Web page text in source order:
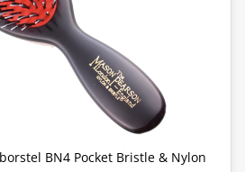
BN4 Pocket Bristle & Nylon